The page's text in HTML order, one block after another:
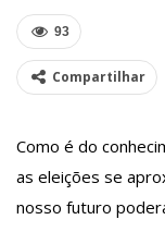
93
Compartilhar
Como é do
as eleições se
nosso futuro